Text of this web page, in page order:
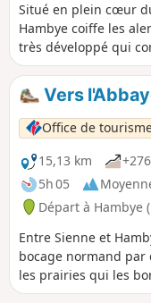
Situé en plein cœur
Hambye coiffe les
très développé qui
écrin végétal aux
témoignage des
prairies, certaines
boisements sur les
Vers
Office de
15,13 km
5h 05
Départ à Hambye
Entre Sienne et
bocage normand par
les prairies qui les
d'origine